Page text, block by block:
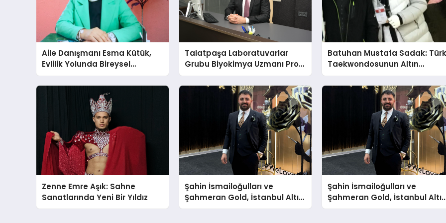
Aile Danışmanı Esma Kütük,
Evlilik Yolunda Bireysel
Farkındalığın ve Sınırların
Gücünü Anlatıyor
Talatpaşa Laboratuvarlar
Grubu Biyokimya Uzmanı Prof.
Dr. Ahmet Var
Batuhan Mustafa Sadak:
Taekwondosunun Altın
Yumruğu
Zenne Emre Aşık: Sahne
Sanatlarında Yeni Bir Yıldız
Şahin İsmailoğulları ve
Şahmeran Gold, İstanbul Altın
Fuarı’nda Sektöre Damga
Şahin İsmailoğulları ve
Şahmeran Gold, İstanbul
Fuarı’nda Sektöre Damga